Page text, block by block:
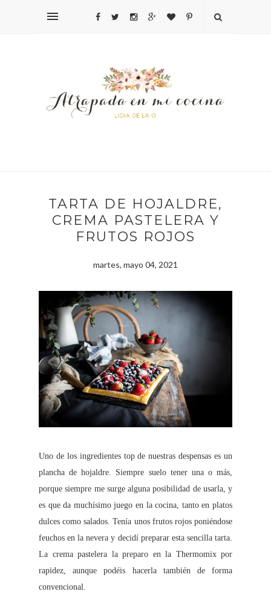
TARTA DE HOJALDRE,
CREMA PASTELERA Y
FRUTOS ROJOS
martes, mayo 04, 2021
Uno de los ingredientes top de nuestras despensas es un
plancha de hojaldre. Siempre suelo tener una o más,
porque siempre me surge alguna posibilidad de usarla, y
es que da muchísimo juego en la cocina, tanto en platos
dulces como salados. Tenía unos frutos rojos poniéndose
feuchos en la nevera y decidí preparar esta sencilla tarta.
La crema pastelera la preparo en la Thermomix por
rapidez, aunque podéis hacerla también de forma
convencional.